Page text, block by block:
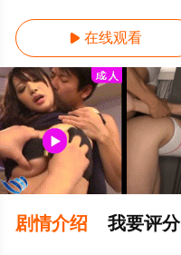
 在线观看
剧情介绍 我要评分